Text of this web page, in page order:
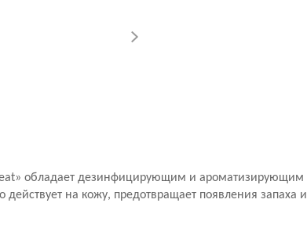
обладает дезинфицирующим и ароматизирующим
действует на кожу, предотвращает появления запаха и